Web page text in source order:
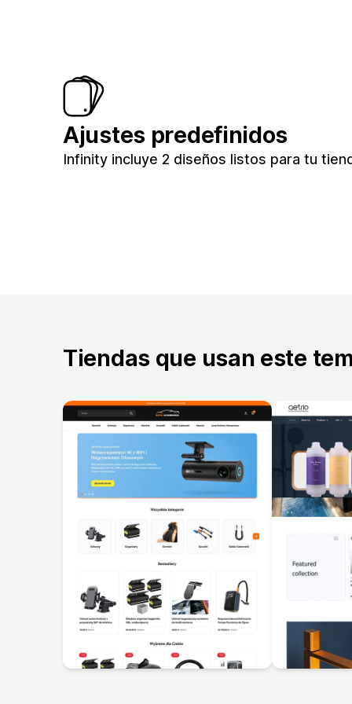
Ajustes predefinidos
Infinity incluye 2 diseños listos para tu
Tiendas que usan este